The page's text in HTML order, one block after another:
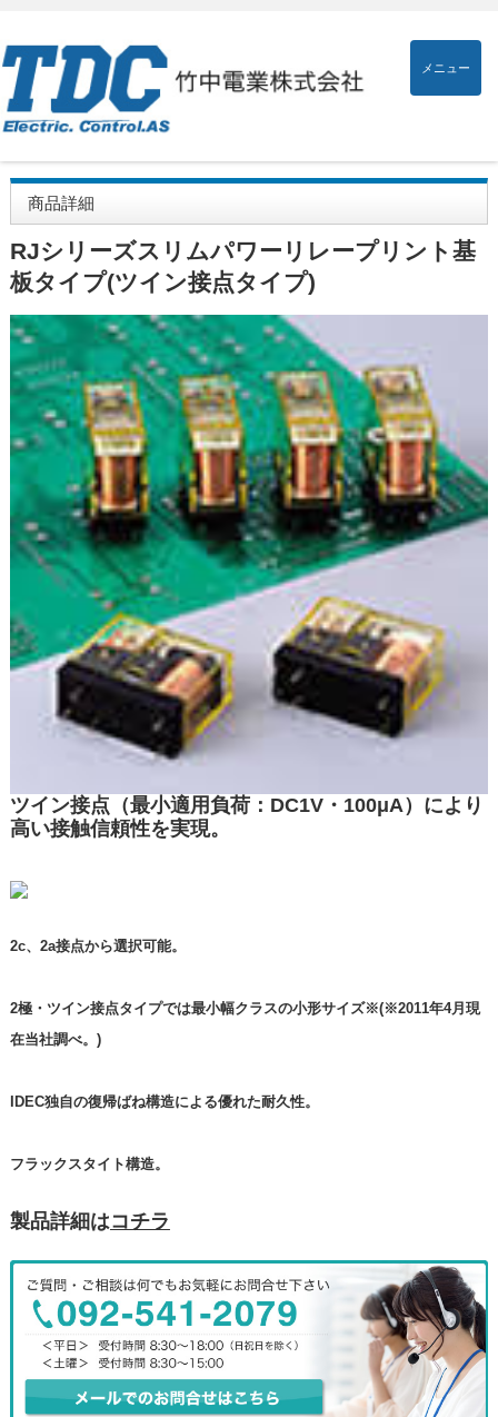
メニュー
商品詳細
RJシリーズスリムパワーリレープリント基
板タイプ(ツイン接点タイプ)
ツイン接点（最小適用負荷：DC1V・100μA）により
高い接触信頼性を実現。
2c、2a接点から選択可能。
2極・ツイン接点タイプでは最小幅クラスの小形サイズ※(※2011年4月現
在当社調べ。)
IDEC独自の復帰ばね構造による優れた耐久性。
フラックスタイト構造。
製品詳細はコチラ